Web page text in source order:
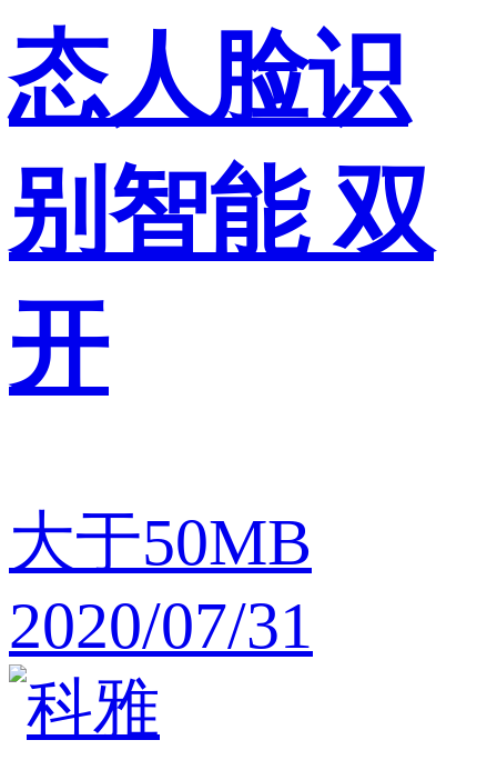
态人脸识
别智能 双
开
大于50MB
2020/07/31